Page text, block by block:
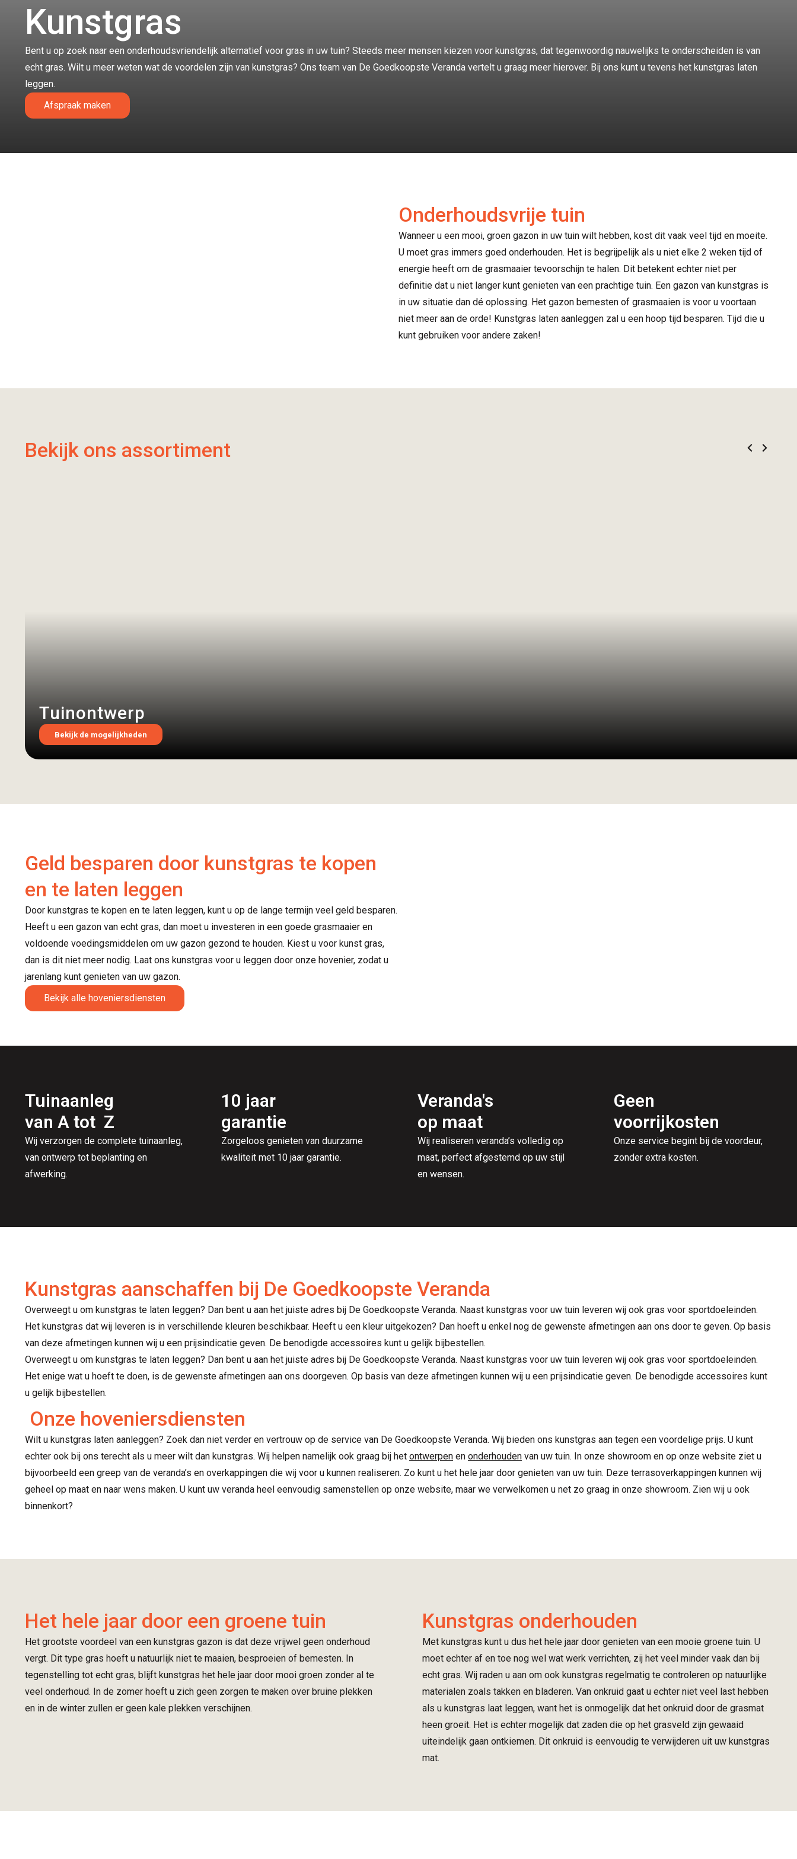
Kunstgras
Bent u op zoek naar een onderhoudsvriendelijk alternatief voor gras in uw tuin? Steeds meer mensen kiezen voor kunstgras, dat tegenwoordig nauwelijks te onderscheiden is van
echt gras. Wilt u meer weten wat de voordelen zijn van kunstgras? Ons team van De Goedkoopste Veranda vertelt u graag meer hierover. Bij ons kunt u tevens het kunstgras laten
leggen.
Afspraak maken
Onderhoudsvrije tuin
Wanneer u een mooi, groen gazon in uw tuin wilt hebben, kost dit vaak veel tijd en moeite.
U moet gras immers goed onderhouden. Het is begrijpelijk als u niet elke 2 weken tijd of
energie heeft om de grasmaaier tevoorschijn te halen. Dit betekent echter niet per
definitie dat u niet langer kunt genieten van een prachtige tuin. Een gazon van kunstgras is
in uw situatie dan dé oplossing. Het gazon bemesten of grasmaaien is voor u voortaan
niet meer aan de orde! Kunstgras laten aanleggen zal u een hoop tijd besparen. Tijd die u
kunt gebruiken voor andere zaken!
Bekijk ons assortiment
Tuinontwerp
Bekijk de mogelijkheden
Geld besparen door kunstgras te kopen
en te laten leggen
Door kunstgras te kopen en te laten leggen, kunt u op de lange termijn veel geld besparen.
Heeft u een gazon van echt gras, dan moet u investeren in een goede grasmaaier en
voldoende voedingsmiddelen om uw gazon gezond te houden. Kiest u voor kunst gras,
dan is dit niet meer nodig. Laat ons kunstgras voor u leggen door onze hovenier, zodat u
jarenlang kunt genieten van uw gazon.
Bekijk alle hoveniersdiensten
Tuinaanleg
van A tot Z
Wij verzorgen de complete tuinaanleg,
van ontwerp tot beplanting en
afwerking.
10 jaar
garantie
Zorgeloos genieten van duurzame
kwaliteit met 10 jaar garantie.
Veranda's
op maat
Wij realiseren veranda’s volledig op
maat, perfect afgestemd op uw stijl
en wensen.
Geen
voorrijkosten
Onze service begint bij de voordeur,
zonder extra kosten.
Kunstgras aanschaffen bij De Goedkoopste Veranda
Overweegt u om kunstgras te laten leggen? Dan bent u aan het juiste adres bij De Goedkoopste Veranda. Naast kunstgras voor uw tuin leveren wij ook gras voor sportdoeleinden.
Het kunstgras dat wij leveren is in verschillende kleuren beschikbaar. Heeft u een kleur uitgekozen? Dan hoeft u enkel nog de gewenste afmetingen aan ons door te geven. Op basis
van deze afmetingen kunnen wij u een prijsindicatie geven. De benodigde accessoires kunt u gelijk bijbestellen.
Overweegt u om kunstgras te laten leggen? Dan bent u aan het juiste adres bij De Goedkoopste Veranda. Naast kunstgras voor uw tuin leveren wij ook gras voor sportdoeleinden.
Het enige wat u hoeft te doen, is de gewenste afmetingen aan ons doorgeven. Op basis van deze afmetingen kunnen wij u een prijsindicatie geven. De benodigde accessoires kunt
u gelijk bijbestellen.
Onze hoveniersdiensten
Wilt u kunstgras laten aanleggen? Zoek dan niet verder en vertrouw op de service van De Goedkoopste Veranda. Wij bieden ons kunstgras aan tegen een voordelige prijs. U kunt
echter ook bij ons terecht als u meer wilt dan kunstgras. Wij helpen namelijk ook graag bij het ontwerpen en onderhouden van uw tuin. In onze showroom en op onze website ziet u
bijvoorbeeld een greep van de veranda’s en overkappingen die wij voor u kunnen realiseren. Zo kunt u het hele jaar door genieten van uw tuin. Deze terrasoverkappingen kunnen wij
geheel op maat en naar wens maken. U kunt uw veranda heel eenvoudig samenstellen op onze website, maar we verwelkomen u net zo graag in onze showroom. Zien wij u ook
binnenkort?
Het hele jaar door een groene tuin
Het grootste voordeel van een kunstgras gazon is dat deze vrijwel geen onderhoud
vergt. Dit type gras hoeft u natuurlijk niet te maaien, besproeien of bemesten. In
tegenstelling tot echt gras, blijft kunstgras het hele jaar door mooi groen zonder al te
veel onderhoud. In de zomer hoeft u zich geen zorgen te maken over bruine plekken
en in de winter zullen er geen kale plekken verschijnen.
Kunstgras onderhouden
Met kunstgras kunt u dus het hele jaar door genieten van een mooie groene tuin. U
moet echter af en toe nog wel wat werk verrichten, zij het veel minder vaak dan bij
echt gras. Wij raden u aan om ook kunstgras regelmatig te controleren op natuurlijke
materialen zoals takken en bladeren. Van onkruid gaat u echter niet veel last hebben
als u kunstgras laat leggen, want het is onmogelijk dat het onkruid door de grasmat
heen groeit. Het is echter mogelijk dat zaden die op het grasveld zijn gewaaid
uiteindelijk gaan ontkiemen. Dit onkruid is eenvoudig te verwijderen uit uw kunstgras
mat.